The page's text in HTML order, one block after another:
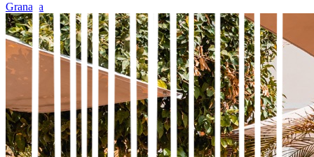
Granada